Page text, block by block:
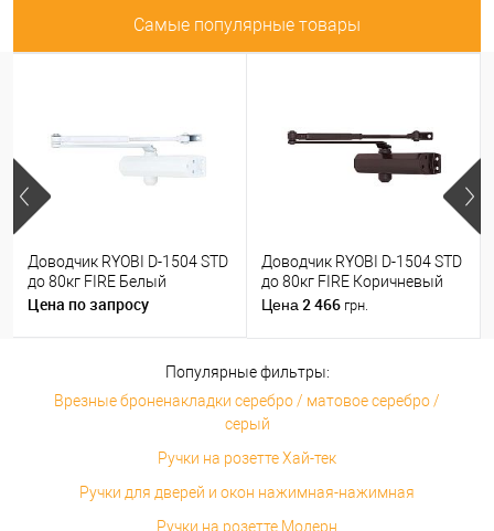
Самые популярные товары
Доводчик RYOBI D-1504 STD
до 80кг FIRE Белый
Цена по запросу
Доводчик RYOBI D-1504 STD
до 80кг FIRE Коричневый
Цена 2 466 грн.
Популярные фильтры:
Врезные броненакладки серебро / матовое серебро /
серый
Ручки на розетте Хай-тек
Ручки для дверей и окон нажимная-нажимная
Ручки на розетте Модерн